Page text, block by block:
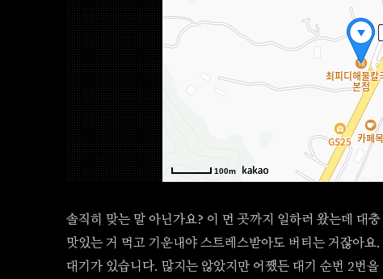
솔직히 맞는 말 아닌가요? 이 먼 곳까지 일하러 왔는데 대
맛있는 거 먹고 기운내야 스트레스받아도 버티는 거잖아
대기가 있습니다. 많지는 않았지만 어쨌든 대기 순번 2번